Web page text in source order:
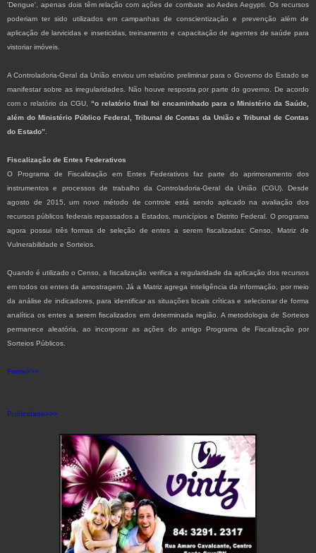
'Dengue', apenas dois têm relação com ações de combate ao Aedes Aegypti. Os recursos
poderiam ter sido utilizados em campanhas de conscientização e prevenção além de
aplicação de larvicidas e inseticidas, treinamento e capacitação de agentes de saúde para
vistoriar imóveis.
A Controladoria-Geral da União enviou um relatório preliminar para o Governo do Estado se
manifestar sobre as irregularidades. Não houve resposta por parte do governo. De acordo
com o relatório da CGU, “o relatório final foi encaminhado para o Ministério da Saúde,
além do Ministério Público Federal, Tribunal de Contas da União e Tribunal de Contas
do Estado”
Fiscalização de Entes Federativos
O Programa de Fiscalização em Entes Federativos faz parte do aprimoramento dos
instrumentos e processos de trabalho da Controladoria-Geral da União (CGU). Desde
agosto de 2015, um novo método de controle está sendo aplicado na avaliação dos
recursos públicos federais repassados a Estados, municípios e Distrito Federal. O programa
agora possui três formas de seleção de entes a serem fiscalizadas: Censo, Matriz de
Vulnerabilidade e Sorteios.
Quando é utilizado o Censo, a fiscalização verifica a regularidade da aplicação dos recursos
em todos os entes da amostragem. Já a Matriz agrega inteligência da informação, por meio
da análise de indicadores, para identificar as situações locais críticas e selecionar de forma
analítica os entes a serem fiscalizados em determinada região. A metodologia de Sorteios
permanece aleatória, ao incorporar as ações do antigo Programa de Fiscalização por
Sorteios Públicos.
Fonte>>>
Publicidade>>>